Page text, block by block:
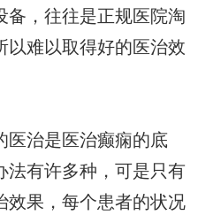
备，往往是正规医院淘
以难以取得好的医治效
医治是医治癫痫的底
法有许多种，可是只有
效果，每个患者的状况